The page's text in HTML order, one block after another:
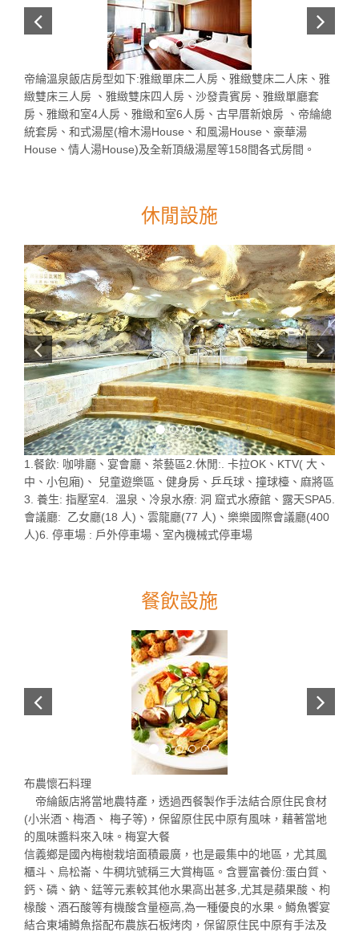
帝綸溫泉飯店房型如下:雅緻單床二人房、雅緻雙床二人床、雅
緻雙床三人房 、雅緻雙床四人房、沙發貴賓房、雅緻單廳套
房、雅緻和室4人房、雅緻和室6人房、古早厝新娘房 、帝綸總
統套房、和式湯屋(檜木湯House、和風湯House、豪華湯
House、情人湯House)及全新頂級湯屋等158間各式房間。
休閒設施
1.餐飲: 咖啡廳、宴會廳、茶藝區2.休閒:. 卡拉OK、KTV( 大、
中、小包廂)、 兒童遊樂區、健身房、乒乓球、撞球檯、麻將區
3. 養生: 指壓室4. 溫泉、冷泉水療: 洞 窟式水療館、露天SPA5.
會議廳: 乙女廳(18 人)、雲龍廳(77 人)、樂樂國際會議廳(400
人)6. 停車場 : 戶外停車場、室內機械式停車場
餐飲設施
布農懷石料理
帝綸飯店將當地農特產，透過西餐製作手法結合原住民食材
(小米酒、梅酒、 梅子等)，保留原住民中原有風味，藉著當地
的風味醬料來入味。梅宴大餐
信義鄉是國內梅樹栽培面積最廣，也是最集中的地區，尤其風
櫃斗、烏松崙、牛稠坑號稱三大賞梅區。含豐富養份:蛋白質、
鈣、磷、鈉、錳等元素較其他水果高出甚多,尤其是蘋果酸、枸
椽酸、酒石酸等有機酸含量極高,為一種優良的水果。鱒魚饗宴
結合東埔鱒魚搭配布農族石板烤肉，保留原住民中原有手法及